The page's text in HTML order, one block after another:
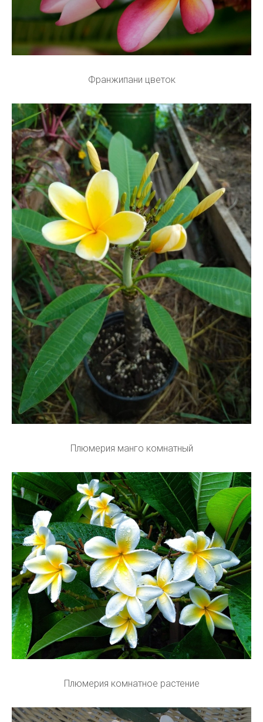
Франжипани цветок
Плюмерия манго комнатный
Плюмерия комнатное растение